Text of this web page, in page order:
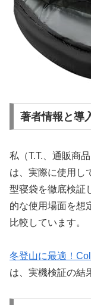
著者情報と導
私（T.T.、通販商
は、実際に使用し
型寝袋を徹底検証
的な使用場面を想
比較しています。
冬登山に最適！
は、実機検証の結